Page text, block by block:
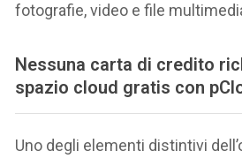
fotografie, video e file
Nessuna carta di credito
spazio cloud gratis con
Uno degli elementi distintivi